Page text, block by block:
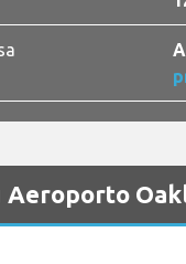
Aeroporto